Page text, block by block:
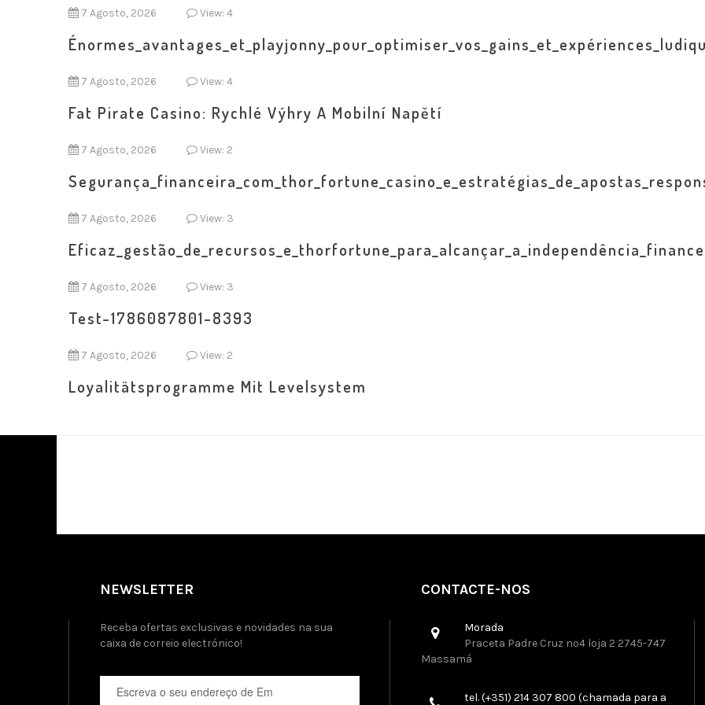
7 Agosto, 2026 View: 4
7 Agosto, 2026 View: 4
Fat Pirate Casino: Rychlé Výhry A Mobilní Napětí
7 Agosto, 2026 View: 2
7 Agosto, 2026 View: 3
Eficaz_gestão_de_recursos_e_thorfortune_para_alcançar_a_independência_finance
7 Agosto, 2026 View: 3
Test-1786087801-8393
7 Agosto, 2026 View: 2
Loyalitätsprogramme Mit Levelsystem
NEWSLETTER
Receba ofertas exclusivas e novidades na sua
caixa de correio electrónico!
CONTACTE-NOS
Morada
Praceta Padre Cruz nº4 loja 2 2745-747
Massamá
tel. (+351) 214 307 800 (chamada para a